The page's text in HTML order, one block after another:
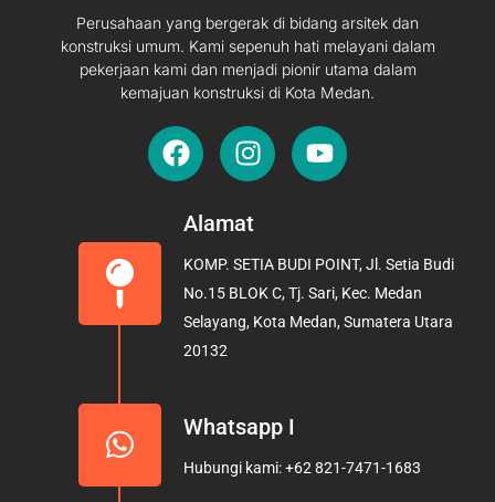
Perusahaan yang bergerak di bidang arsitek dan
konstruksi umum. Kami sepenuh hati melayani dalam
pekerjaan kami dan menjadi pionir utama dalam
kemajuan konstruksi di Kota Medan.
F
a
e
o
o
k
I
n
t
g
r
a
Y
o
b
e
Alamat
KOMP. SETIA BUDI POINT, Jl. Setia Budi
No.15 BLOK C, Tj. Sari, Kec. Medan
Selayang, Kota Medan, Sumatera Utara
20132
Whatsapp I
Hubungi kami: +62 821-7471-1683